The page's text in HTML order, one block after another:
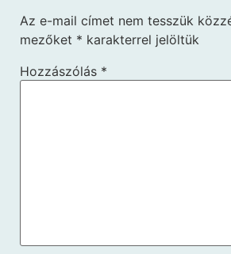
Az e-mail címet nem tesszük
mezőket * karakterrel jelöltük
Hozzászólás *